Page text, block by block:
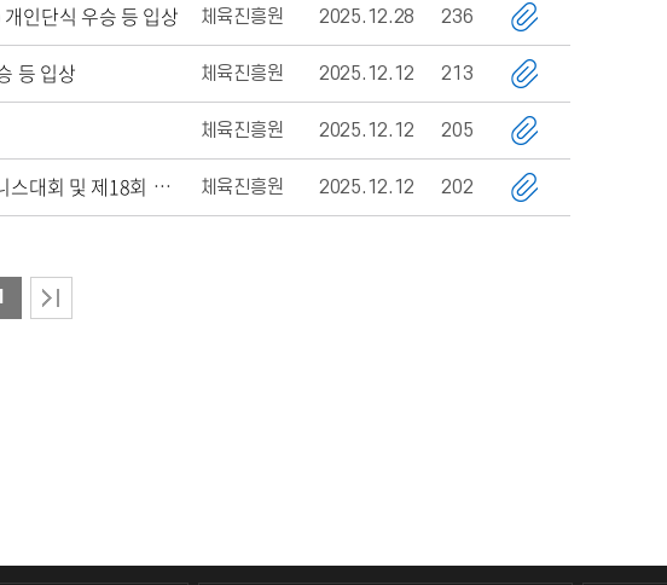
인단식 우승 등 입상 체육진흥원 2025.12.28 236
등 입상 체육진흥원 2025.12.12 213
체육진흥원 2025.12.12 205
제79회 전국춘계대학테니스연맹전 및 2025년도 전국종별테니스대회 및 제18회 회장배테니스 체육진흥원 2025.12.12 202